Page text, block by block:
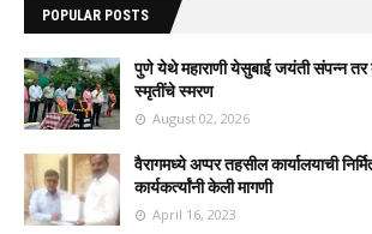
POPULAR POSTS
पुणे येथे महाराणी येसुबाई जयंती संपन्न तर
स्मृतींचे स्मरण
August 02, 2026
वैरागमध्ये अप्पर तहसील कार्यालयाची
कार्यकर्त्यांनी केली मागणी
April 16, 2023